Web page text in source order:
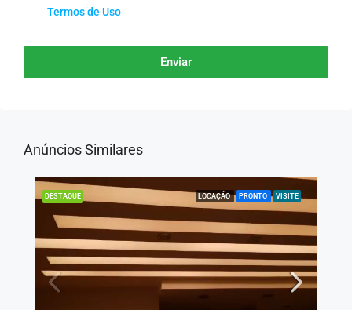
Termos de Uso
Enviar
Anúncios Similares
DESTAQUE LOCAÇÃO PRONTO VISITE